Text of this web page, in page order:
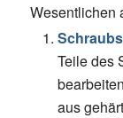
Wesentlichen
Teile des
aus